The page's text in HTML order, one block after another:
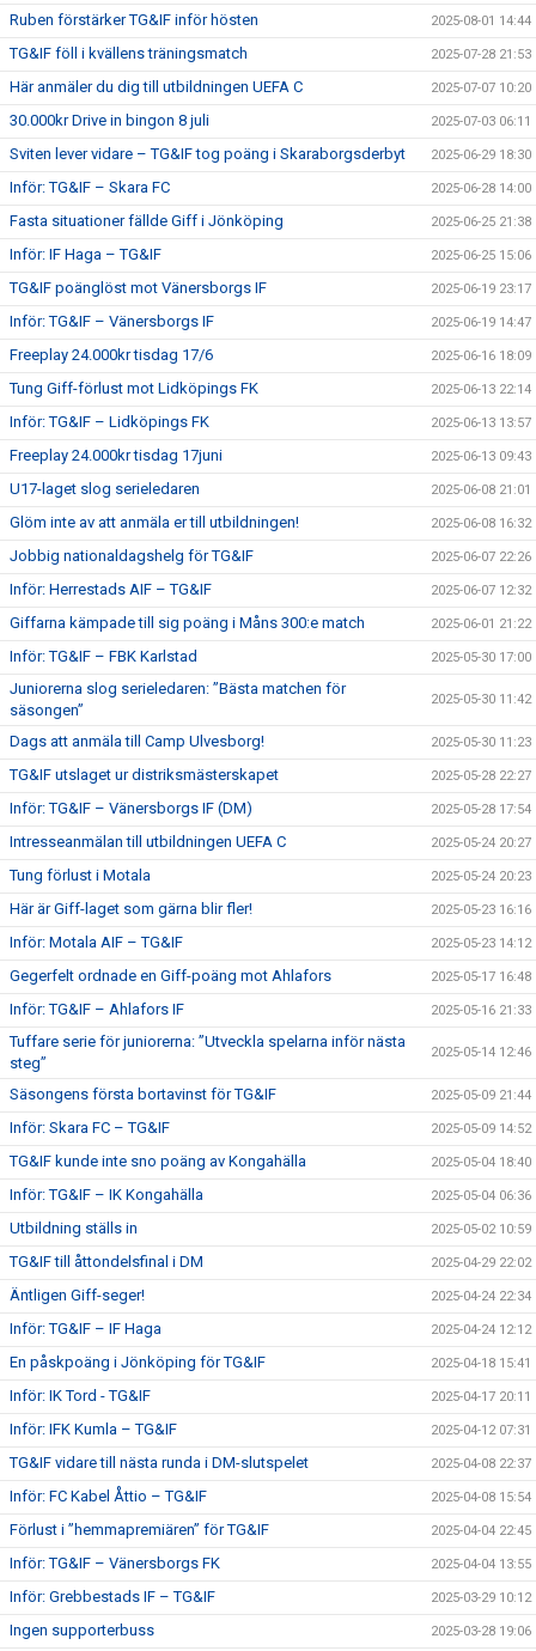
Ruben förstärker TG&IF inför hösten 2025-08-01 14:44
TG&IF föll i kvällens träningsmatch 2025-07-28 21:53
Här anmäler du dig till utbildningen UEFA C 2025-07-07 10:20
30.000kr Drive in bingon 8 juli 2025-07-03 06:11
Sviten lever vidare – TG&IF tog poäng i Skaraborgsderbyt 2025-06-29 18:30
Inför: TG&IF – Skara FC 2025-06-28 14:00
Fasta situationer fällde Giff i Jönköping 2025-06-25 21:38
Inför: IF Haga – TG&IF 2025-06-25 15:06
TG&IF poänglöst mot Vänersborgs IF 2025-06-19 23:17
Inför: TG&IF – Vänersborgs IF 2025-06-19 14:47
Freeplay 24.000kr tisdag 17/6 2025-06-16 18:09
Tung Giff-förlust mot Lidköpings FK 2025-06-13 22:14
Inför: TG&IF – Lidköpings FK 2025-06-13 13:57
Freeplay 24.000kr tisdag 17juni 2025-06-13 09:43
U17-laget slog serieledaren 2025-06-08 21:01
Glöm inte av att anmäla er till utbildningen! 2025-06-08 16:32
Jobbig nationaldagshelg för TG&IF 2025-06-07 22:26
Inför: Herrestads AIF – TG&IF 2025-06-07 12:32
Giffarna kämpade till sig poäng i Måns 300:e match 2025-06-01 21:22
Inför: TG&IF – FBK Karlstad 2025-05-30 17:00
Juniorerna slog serieledaren: ”Bästa matchen för
säsongen”
2025-05-30 11:42
Dags att anmäla till Camp Ulvesborg! 2025-05-30 11:23
TG&IF utslaget ur distriksmästerskapet 2025-05-28 22:27
Inför: TG&IF – Vänersborgs IF (DM) 2025-05-28 17:54
Intresseanmälan till utbildningen UEFA C 2025-05-24 20:27
Tung förlust i Motala 2025-05-24 20:23
Här är Giff-laget som gärna blir fler! 2025-05-23 16:16
Inför: Motala AIF – TG&IF 2025-05-23 14:12
Gegerfelt ordnade en Giff-poäng mot Ahlafors 2025-05-17 16:48
Inför: TG&IF – Ahlafors IF 2025-05-16 21:33
Tuffare serie för juniorerna: ”Utveckla spelarna inför nästa
steg”
2025-05-14 12:46
Säsongens första bortavinst för TG&IF 2025-05-09 21:44
Inför: Skara FC – TG&IF 2025-05-09 14:52
TG&IF kunde inte sno poäng av Kongahälla 2025-05-04 18:40
Inför: TG&IF – IK Kongahälla 2025-05-04 06:36
Utbildning ställs in 2025-05-02 10:59
TG&IF till åttondelsfinal i DM 2025-04-29 22:02
Äntligen Giff-seger! 2025-04-24 22:34
Inför: TG&IF – IF Haga 2025-04-24 12:12
En påskpoäng i Jönköping för TG&IF 2025-04-18 15:41
Inför: IK Tord - TG&IF 2025-04-17 20:11
Inför: IFK Kumla – TG&IF 2025-04-12 07:31
TG&IF vidare till nästa runda i DM-slutspelet 2025-04-08 22:37
Inför: FC Kabel Åttio – TG&IF 2025-04-08 15:54
Förlust i ”hemmapremiären” för TG&IF 2025-04-04 22:45
Inför: TG&IF – Vänersborgs FK 2025-04-04 13:55
Inför: Grebbestads IF – TG&IF 2025-03-29 10:12
Ingen supporterbuss 2025-03-28 19:06